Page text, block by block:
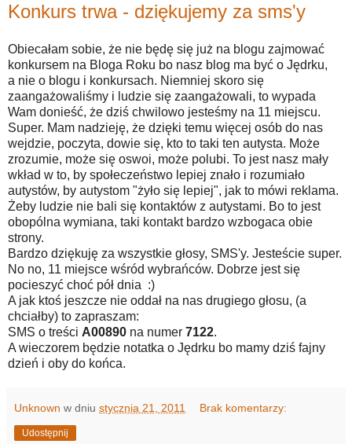
Konkurs trwa - dziękujemy za sms'y
Obiecałam sobie, że nie będę się już na blogu zajmować
konkursem na Bloga Roku bo nasz blog ma być o Jędrku,
a nie o blogu i konkursach. Niemniej skoro się
zaangażowaliśmy i ludzie się zaangażowali, to wypada
Wam donieść, że dziś chwilowo jesteśmy na 11 miejscu.
Super. Mam nadzieję, że dzięki temu więcej osób do nas
wejdzie, poczyta, dowie się, kto to taki ten autysta. Może
zrozumie, może się oswoi, może polubi. To jest nasz mały
wkład w to, by społeczeństwo lepiej znało i rozumiało
autystów, by autystom "żyło się lepiej", jak to mówi reklama.
Żeby ludzie nie bali się kontaktów z autystami. Bo to jest
obopólna wymiana, taki kontakt bardzo wzbogaca obie
strony.
Bardzo dziękuję za wszystkie głosy, SMS'y. Jesteście super.
No no, 11 miejsce wśród wybrańców. Dobrze jest się
pocieszyć choć pół dnia :)
A jak ktoś jeszcze nie oddał na nas drugiego głosu, (a
chciałby) to zapraszam:
SMS o treści A00890 na numer 7122.
A wieczorem będzie notatka o Jędrku bo mamy dziś fajny
dzień i oby do końca.
Unknown w dniu stycznia 21, 2011 Brak komentarzy:
Udostępnij